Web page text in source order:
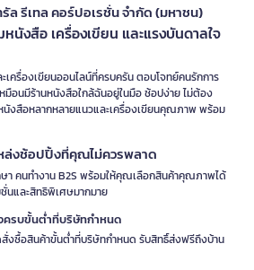
รัล รีเทล คอร์ปอเรชั่น จำกัด (มหาชน)
นังสือ เครื่องเขียน และแรงบันดาลใจ
เครื่องเขียนออนไลน์ที่ครบครัน ตอบโจทย์คนรักการ
มือนมีร้านหนังสือใกล้ฉันอยู่ในมือ ช้อปง่าย ไม่ต้อง
นังสือหลากหลายแนวและเครื่องเขียนคุณภาพ พร้อม
ล่งช้อปปิ้งที่คุณไม่ควรพลาด
า คนทำงาน B2S พร้อมให้คุณเลือกสินค้าคุณภาพได้
นและสิทธิพิเศษมากมาย
ครบขั้นต่ำที่บริษัทกำหนด
งซื้อสินค้าขั้นต่ำที่บริษัทกำหนด รับสิทธิ์ส่งฟรีถึงบ้าน